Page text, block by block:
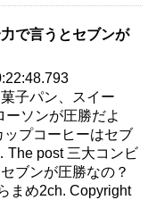
で言うとセブンが
子パン、スイー
ソンが圧勝だよ
プコーヒーはセブ
The post 三大コンビ
ブンが圧勝なの？
まめ2ch. Copyright